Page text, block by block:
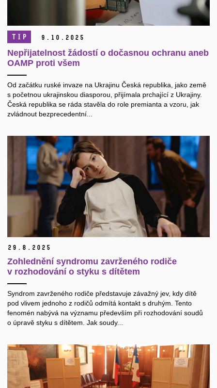
TIP 9. 10. 2025
Nepřijatelnost žádostí o dočasnou ochranu aneb
OAMP proti všem
Od začátku ruské invaze na Ukrajinu Česká republika, jako země
s početnou ukrajinskou diasporou, přijímala prchající z Ukrajiny.
Česká republika se ráda stavěla do role premianta a vzoru, jak
zvládnout bezprecedentní...
29. 8. 2025
Zohlednění syndromu zavrženého rodiče
v rozhodování o styku s dítětem
Syndrom zavrženého rodiče představuje závažný jev, kdy dítě
pod vlivem jednoho z rodičů odmítá kontakt s druhým. Tento
fenomén nabývá na významu především při rozhodování soudů
o úpravě styku s dítětem. Jak soudy...